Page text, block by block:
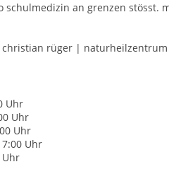
schulmedizin an grenzen
rüger |
Uhr
Uhr
Uhr
Uhr
Uhr